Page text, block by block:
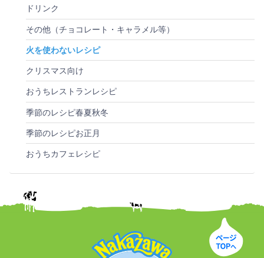
ドリンク
その他（チョコレート・キャラメル等）
火を使わないレシピ
クリスマス向け
おうちレストランレシピ
季節のレシピ春夏秋冬
季節のレシピお正月
おうちカフェレシピ